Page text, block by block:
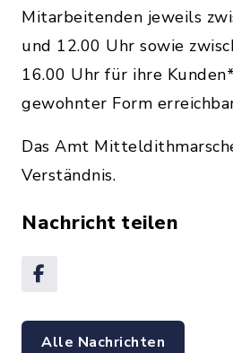
Mitarbeitenden jeweils
und 12.00 Uhr sowie
16.00 Uhr für ihre
gewohnter Form
Das Amt
Verständnis.
Nachricht teilen
Alle Nachrichten